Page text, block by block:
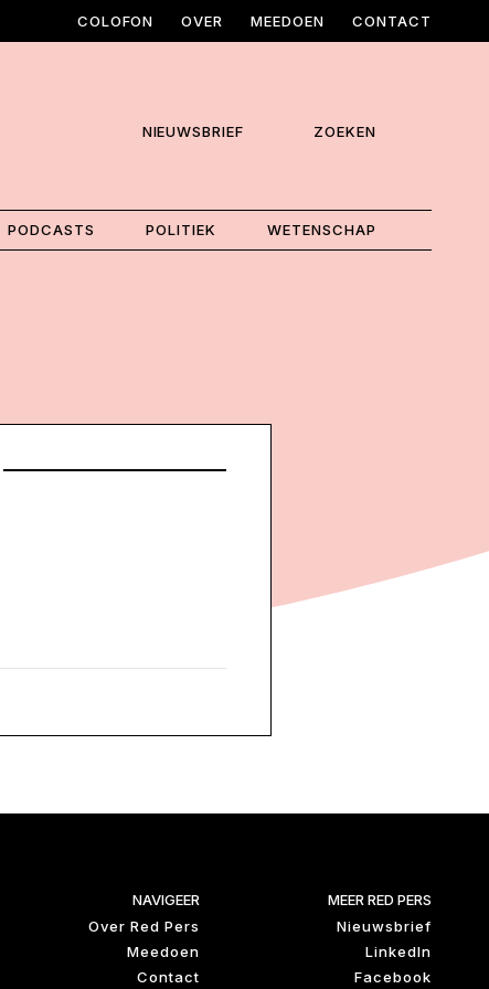
COLOFON OVER MEEDOEN CONTACT
NIEUWSBRIEF ZOEKEN
PODCASTS POLITIEK WETENSCHAP
NAVIGEER
Over Red Pers
Meedoen
Contact
MEER RED PERS
Nieuwsbrief
LinkedIn
Facebook